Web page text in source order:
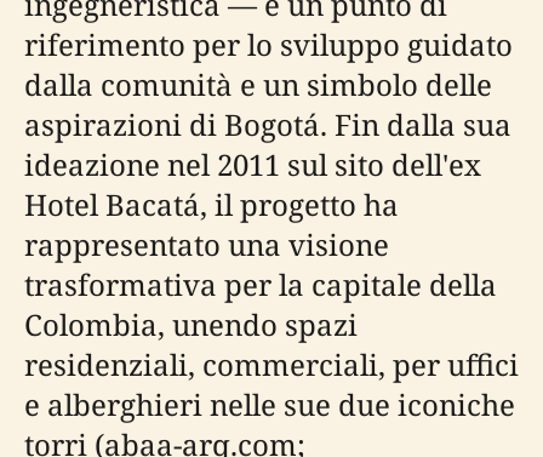
riferimento per lo sviluppo guidato
dalla comunità e un simbolo delle
aspirazioni di Bogotá. Fin dalla sua
ideazione nel 2011 sul sito dell'ex
Hotel Bacatá, il progetto ha
rappresentato una visione
trasformativa per la capitale della
Colombia, unendo spazi
residenziali, commerciali, per uffici
e alberghieri nelle sue due iconiche
torri (abaa-arq.com;